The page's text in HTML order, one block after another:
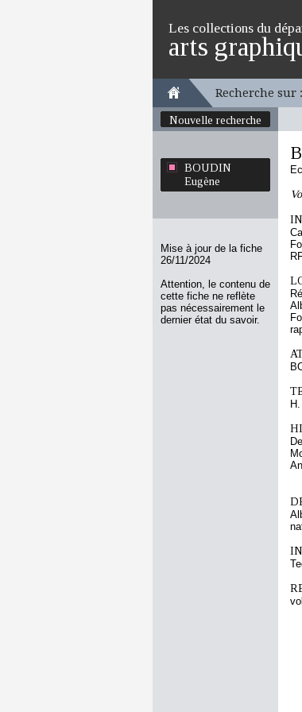
Les collections du
arts
Recherche sur :
Nouvelle recherche
BOUDIN
Eugène
Mise à jour de la fiche
26/11/2024
Attention, le contenu de
cette fiche ne reflète
pas nécessairement le
dernier état du savoir.